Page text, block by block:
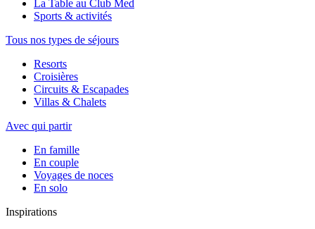
La Table au Club Med
Sports & activités
Tous nos types de séjours
Resorts
Croisières
Circuits & Escapades
Villas & Chalets
Avec qui partir
En famille
En couple
Voyages de noces
En solo
Inspirations